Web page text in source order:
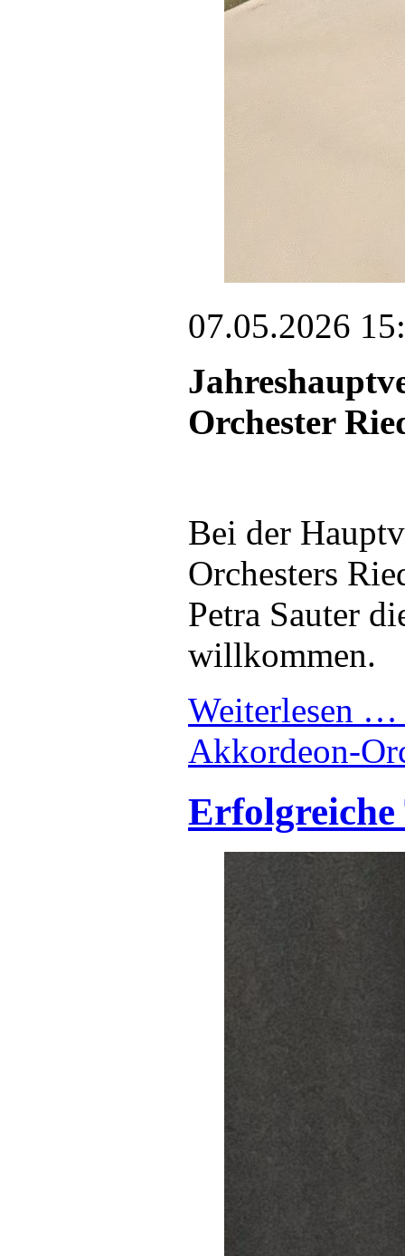
07.05.2026
Orchester
Bei der
Orchesters
Petra Sauter
willkommen.
Weiterlesen
Akkordeon-
Erfolgreiche